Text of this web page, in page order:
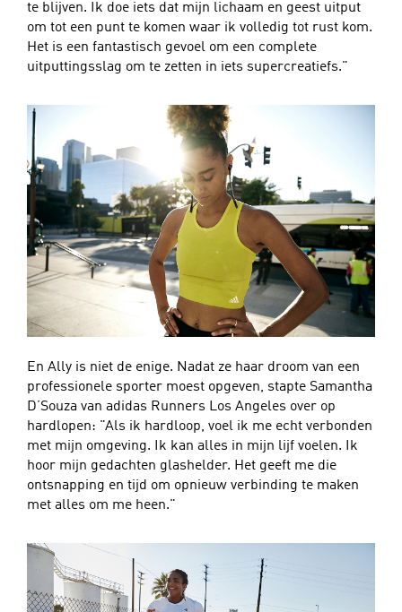
te blijven. Ik doe iets dat mijn lichaam en geest uitput
om tot een punt te komen waar ik volledig tot rust kom.
Het is een fantastisch gevoel om een complete
uitputtingsslag om te zetten in iets supercreatiefs."
En Ally is niet de enige. Nadat ze haar droom van een
professionele sporter moest opgeven, stapte Samantha
D’Souza van adidas Runners Los Angeles over op
hardlopen: "Als ik hardloop, voel ik me echt verbonden
met mijn omgeving. Ik kan alles in mijn lijf voelen. Ik
hoor mijn gedachten glashelder. Het geeft me die
ontsnapping en tijd om opnieuw verbinding te maken
met alles om me heen."